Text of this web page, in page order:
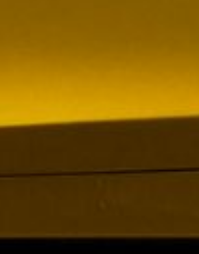
kollektivtrafik i Sverige, samtidigt
av Johan Oscarssons avsked från…